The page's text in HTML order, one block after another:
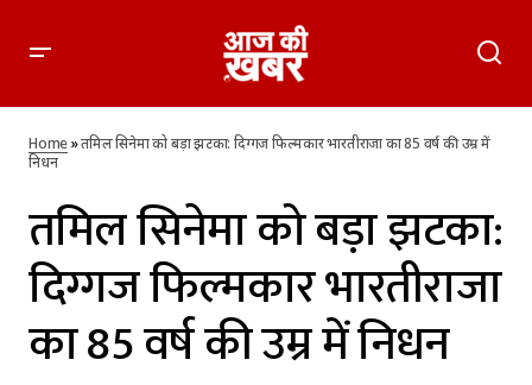
की उम्र में निधन
Home»तमिल सिनेमा को बड़ा झटका: दिग्गज फिल्मकार भारतीराजा का 85 वर्ष की उम्र में
निधन
तमिल सिनेमा को बड़ा झटका:
दिग्गज फिल्मकार भारतीराजा
का 85 वर्ष की उम्र में निधन